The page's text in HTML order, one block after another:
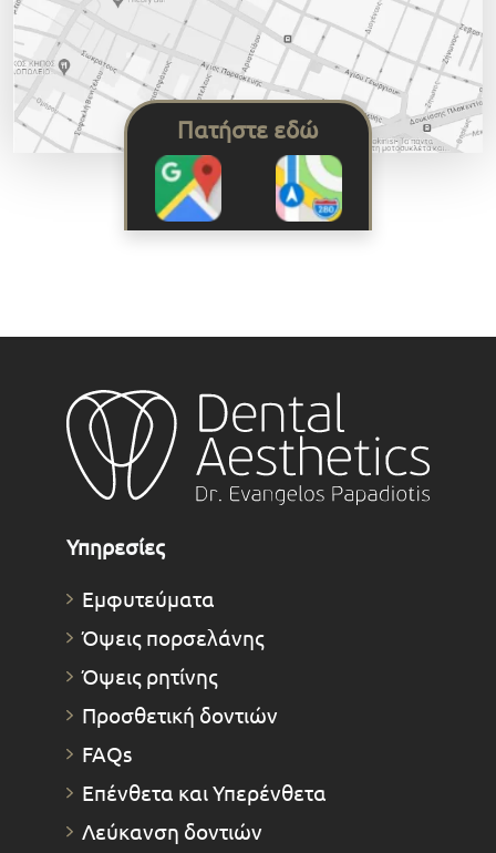
Πατήστε εδώ
Υπηρεσίες
Εμφυτεύματα
Όψεις πορσελάνης
Όψεις ρητίνης
Προσθετική δοντιών
FAQs
Επένθετα και Υπερένθετα
Λεύκανση δοντιών